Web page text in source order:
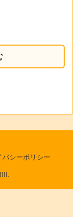
バシーポリシー